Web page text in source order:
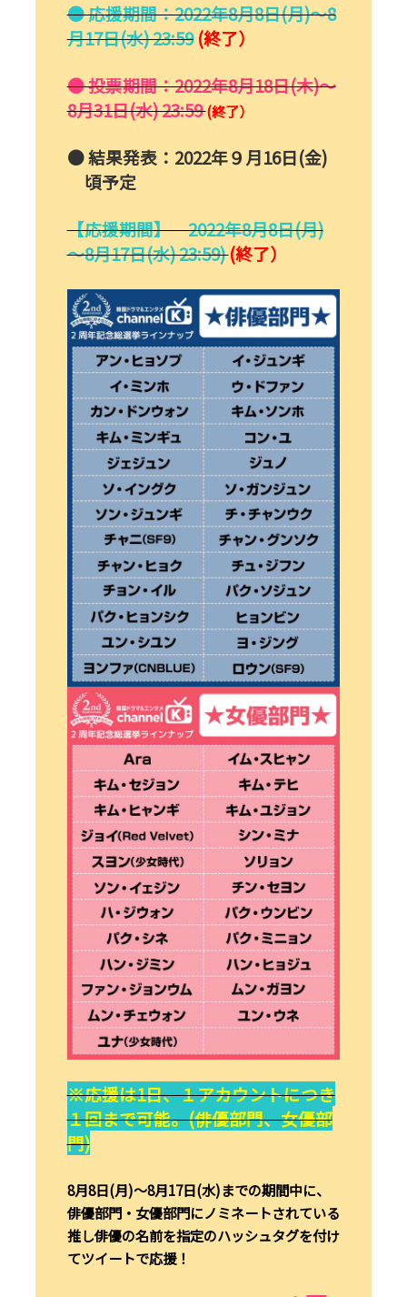
● 応援期間：2022年8月8日(月)～8
月17日(水) 23:59(終了）
● 投票期間：2022年8月18日(木)～
8月31日(水) 23:59(終了）
● 結果発表：2022年９月16日(金)
頃予定
【応援期間】 2022年8月8日(月)
～8月17日(水) 23:59)(終了）
※応援は1日、１アカウントにつき
１回まで可能。(俳優部門、女優部
門)
8月8日(月)～8月17日(水)までの期間中に、
俳優部門・女優部門にノミネートされている
推し俳優の名前を指定のハッシュタグを付け
てツイートで応援！